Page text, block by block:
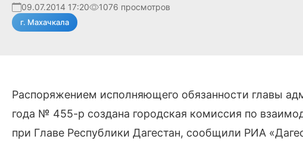
09.07.2014 17:20 1076 просмотров
г. Махачкала
Распоряжением исполняющего обязанности главы
года № 455-р создана городская комиссия по
при Главе Республики Дагестан, сообщили РИА